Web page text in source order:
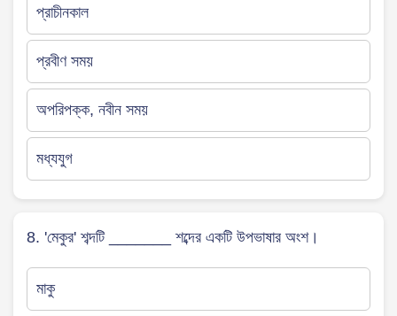
প্রাচীনকাল
প্রবীণ সময়
অপরিপক্ক, নবীন সময়
মধ্যযুগ
8. 'মেকুর' শব্দটি _______ শব্দের একটি উপভাষার অংশ।
মাকু